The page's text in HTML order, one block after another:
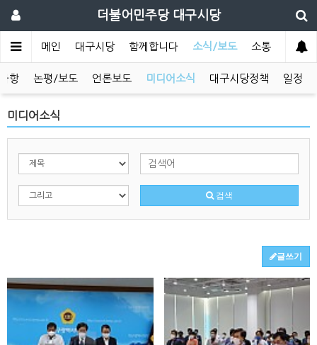
더불어민주당 대구시당
메인 대구시당 함께합니다 소식/보도 소통
항 논평/보도 언론보도 미디어소식 대구시당정책 일정
미디어소식
검색
글쓰기